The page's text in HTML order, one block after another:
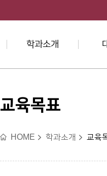
학과소개
교육목표
HOME 학과소개 교육